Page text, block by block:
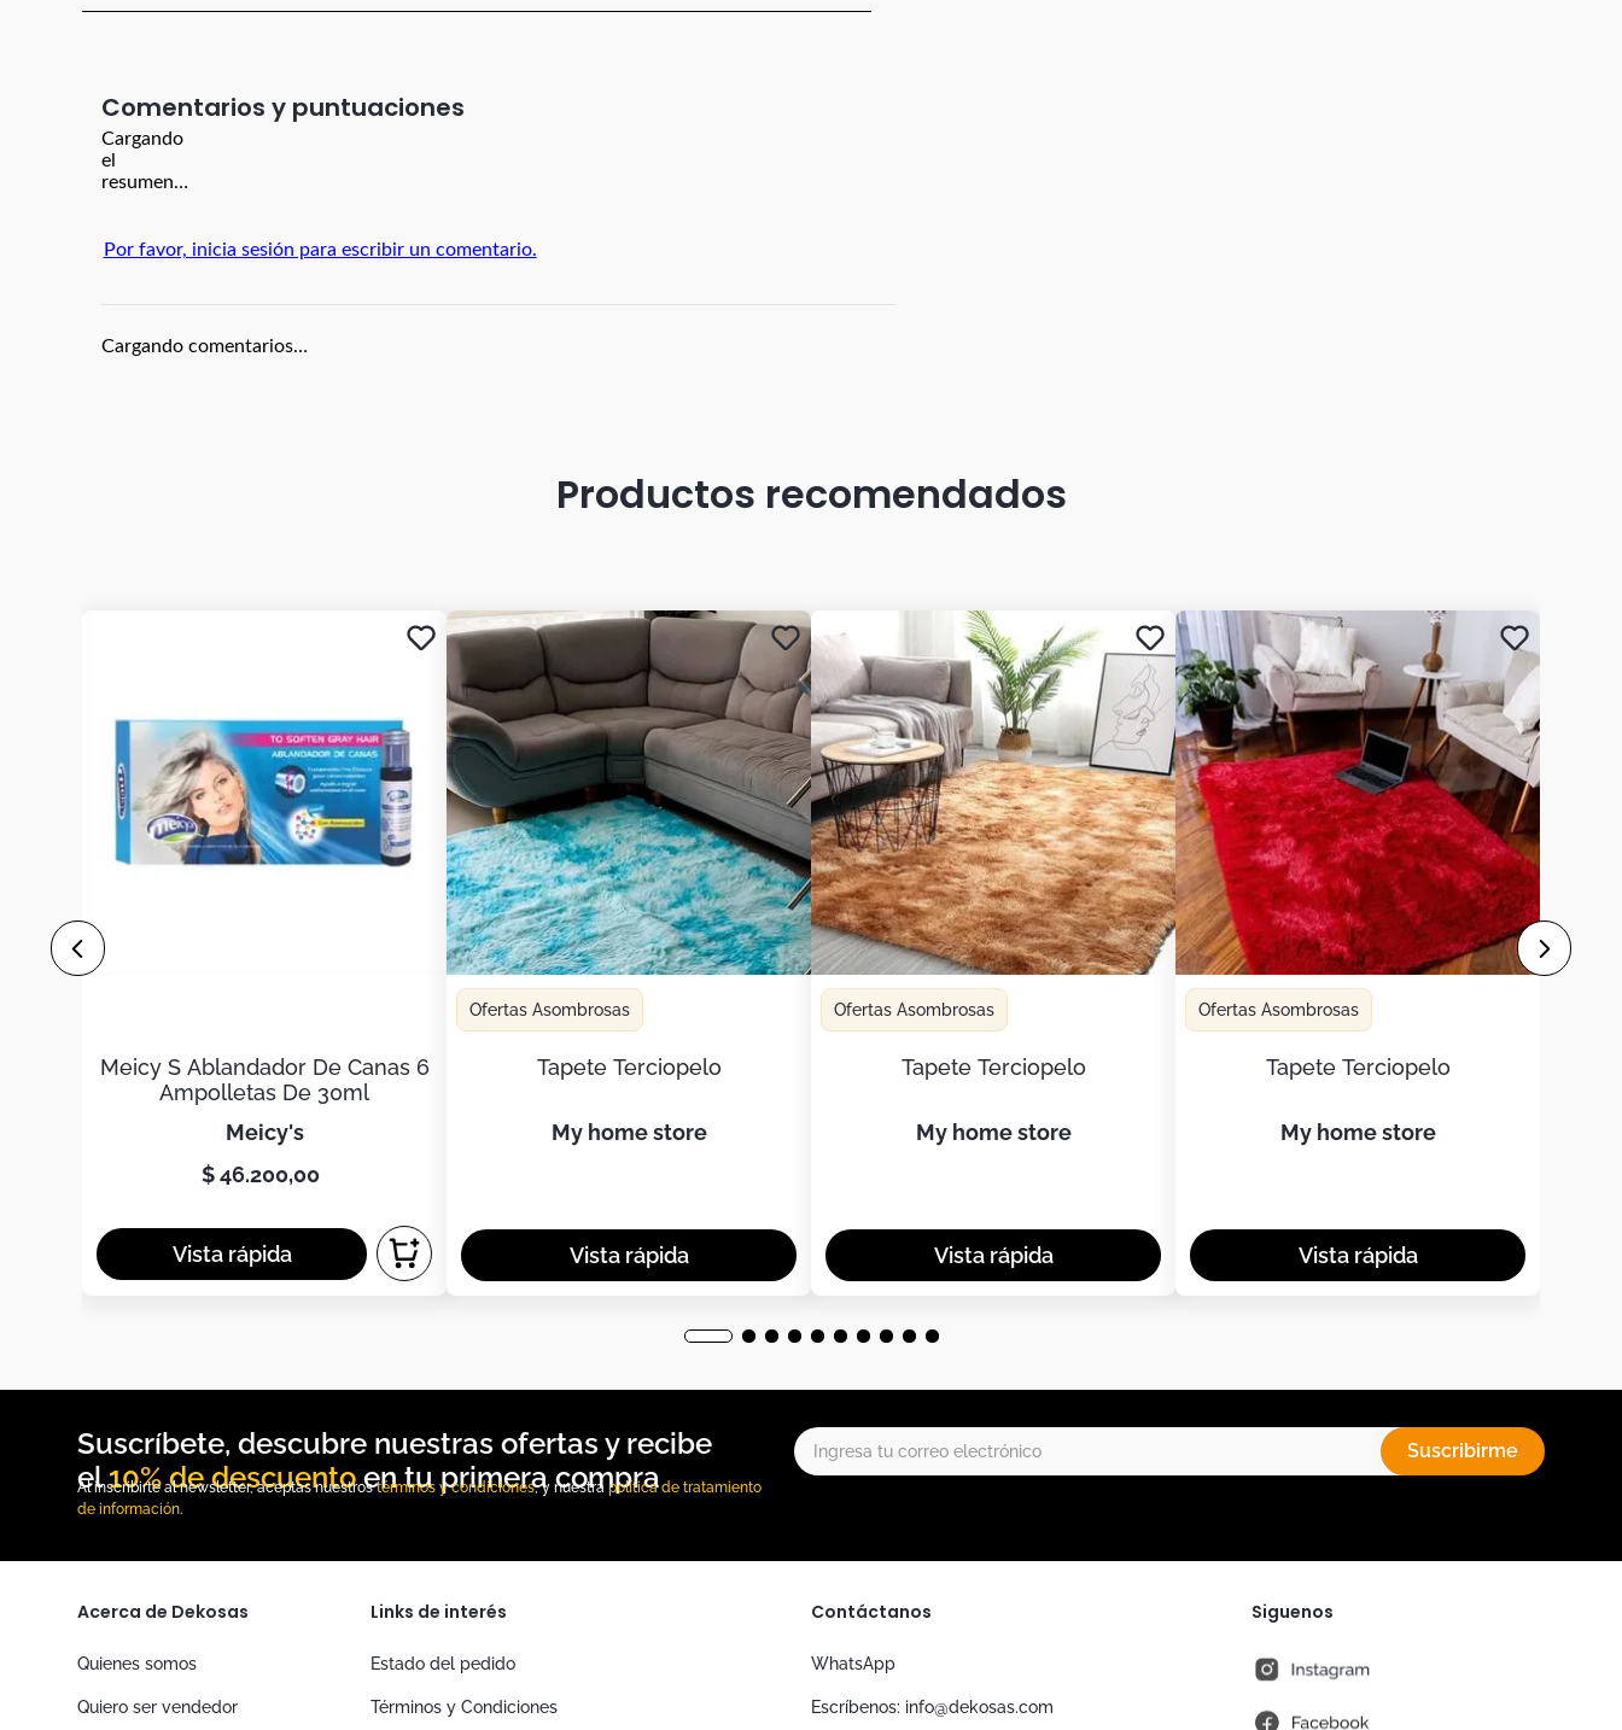
Comentarios
Cargando
el
resumen…
Por favor, inicia sesión para escribir un comentario.
Cargando comentarios…
Productos recomendados
Meicy S Ablandador De Canas 6
Ampolletas De 30ml
meicy's
$ 46.200,00
Ofertas Asombrosas
Tapete Terciopelo
my home store
Ofertas Asombrosas
Tapete Terciopelo
my home store
Ofertas Asombrosas
Tapete Terciopelo
my home store
10% de descuento
Suscribirme
Al inscribirte al newsletter, aceptas nuestrostérminos y condiciones, y nuestra política de tratamiento
de información.
Acerca de Dekosas
Quienes somos
Quiero ser vendedor
Links de interés
Estado del pedido
Términos y Condiciones
Contáctanos
WhatsApp
Escríbenos: info@dekosas.com
Siguenos
instagram
fb